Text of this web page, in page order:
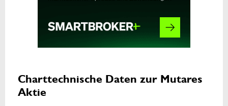
Charttechnische Daten zur Mutares
Aktie